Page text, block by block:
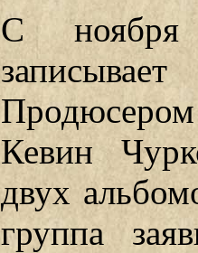
С ноября
Кевин
двух
группа